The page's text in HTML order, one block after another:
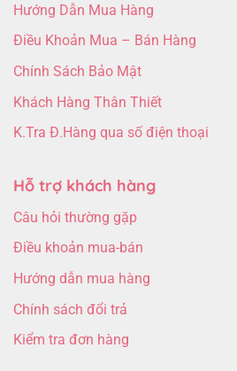
Hướng Dẫn Mua Hàng
Điều Khoản Mua – Bán Hàng
Chính Sách Bảo Mật
Khách Hàng Thân Thiết
K.Tra Đ.Hàng qua số điện thoại
Hỗ trợ khách hàng
Câu hỏi thường gặp
Điều khoản mua-bán
Hướng dẫn mua hàng
Chính sách đổi trả
Kiểm tra đơn hàng